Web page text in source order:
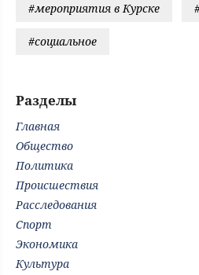
#мероприятия в Курске
#социальное
Разделы
Главная
Общество
Политика
Происшествия
Расследования
Спорт
Экономика
Культура